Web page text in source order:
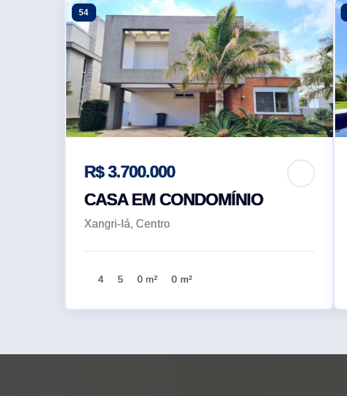
54
R$ 3.700.000
CASA EM CONDOMÍNIO
Xangri-lá, Centro
4 5 0 m² 0 m²